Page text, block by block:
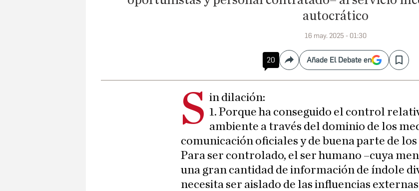
autocrático
16 may. 2025 - 01:30
20 CompartirAñade El Debate en Save
S in dilación:
1. Porque ha conseguido el control
ambiente a través del dominio de los
comunicación oficiales y de buena parte de
Para ser controlado, el ser humano –cuya
una gran cantidad de información de índole
necesita ser aislado de las influencias